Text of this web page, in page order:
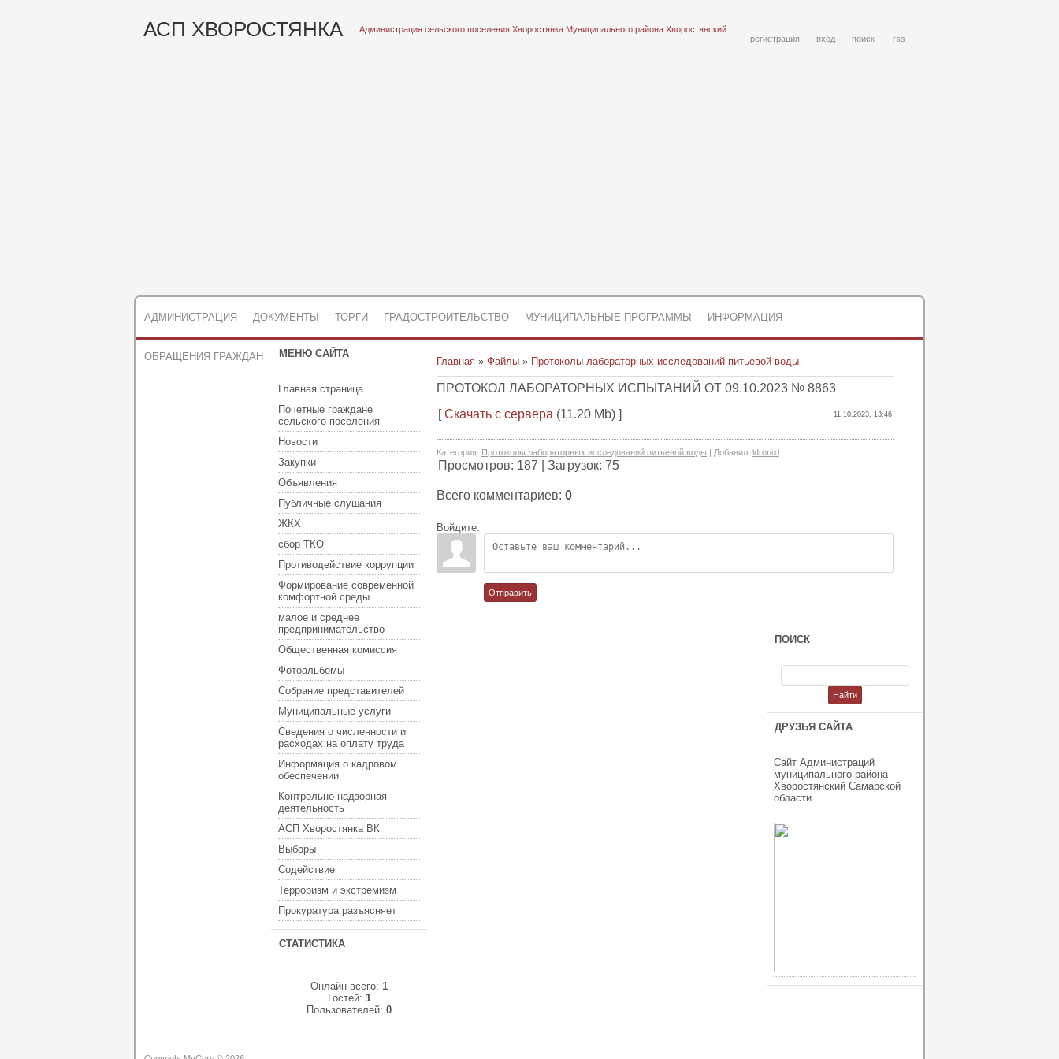
АСП ХВОРОСТЯНКА
Администрация сельского поселения Хворостянка Муниципального района Хворостянский
регистрация
вход поиск rss
АДМИНИСТРАЦИЯ ДОКУМЕНТЫ ТОРГИ ГРАДОСТРОИТЕЛЬСТВО МУНИЦИПАЛЬНЫЕ ПРОГРАММЫ ИНФОРМАЦИЯ
ОБРАЩЕНИЯ ГРАЖДАН МЕНЮ САЙТА
Главная страница
Почетные граждане
сельского поселения
Новости
Закупки
Объявления
Публичные слушания
ЖКХ
сбор ТКО
Противодействие коррупции
Формирование современной
комфортной среды
малое и среднее
предпринимательство
Общественная комиссия
Фотоальбомы
Собрание представителей
Муниципальные услуги
Сведения о численности и
расходах на оплату труда
Информация о кадровом
обеспечении
Контрольно-надзорная
деятельность
АСП Хворостянка ВК
Выборы
Содействие
Терроризм и экстремизм
Прокуратура разъясняет
СТАТИСТИКА
Онлайн всего: 1
Гостей: 1
Пользователей: 0
Главная » Файлы » Протоколы лабораторных исследований питьевой воды
ПРОТОКОЛ ЛАБОРАТОРНЫХ ИСПЫТАНИЙ ОТ 09.10.2023 № 8863
[Скачать с сервера (11.20 Mb) ] 11.10.2023, 13:46
Категория: Протоколы лабораторных исследований питьевой воды | Добавил: ldronixl
Просмотров: 187 Загрузок: 75
Всего комментариев: 0
Войдите:
Отправить
ПОИСК
ДРУЗЬЯ САЙТА
Сайт Администраций
муниципального района
Хворостянский Самарской
области